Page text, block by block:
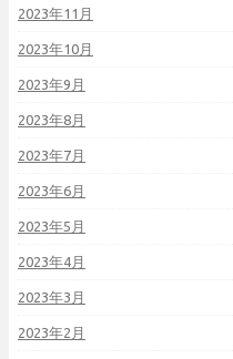
2023年11月
2023年10月
2023年9月
2023年8月
2023年7月
2023年6月
2023年5月
2023年4月
2023年3月
2023年2月